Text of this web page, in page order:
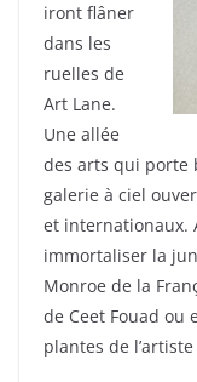
iront flâner
dans les
ruelles de
Art Lane.
Une allée
des arts qui porte
galerie à ciel
et internationaux.
immortaliser la
Monroe de la
de Ceet Fouad ou
plantes de